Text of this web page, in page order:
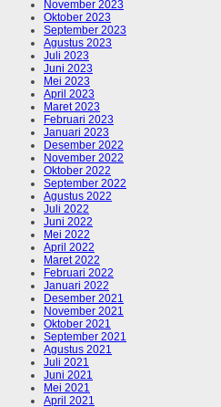
November 2023
Oktober 2023
September 2023
Agustus 2023
Juli 2023
Juni 2023
Mei 2023
April 2023
Maret 2023
Februari 2023
Januari 2023
Desember 2022
November 2022
Oktober 2022
September 2022
Agustus 2022
Juli 2022
Juni 2022
Mei 2022
April 2022
Maret 2022
Februari 2022
Januari 2022
Desember 2021
November 2021
Oktober 2021
September 2021
Agustus 2021
Juli 2021
Juni 2021
Mei 2021
April 2021